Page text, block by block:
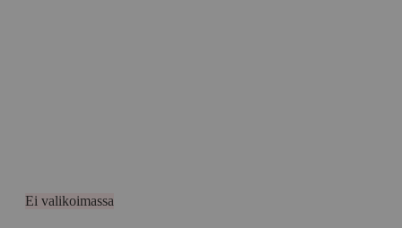
Ei valikoimassa